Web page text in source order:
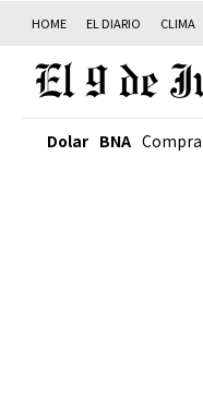
HOME EL DIARIO CLIMA
Dolar BNA Compra